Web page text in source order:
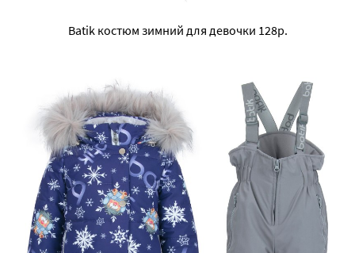
Batik костюм зимний для девочки 128р.